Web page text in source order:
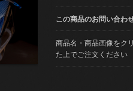
この商品のお問い合わ
商品名・商品画像をク
た上でご注文ください